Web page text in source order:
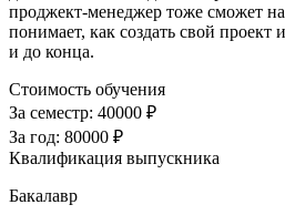
проджект-менеджер тоже сможет
понимает, как создать свой проект
и до конца.
Стоимость обучения
За семестр: 40000 ₽
За год: 80000 ₽
Квалификация выпускника
Бакалавр